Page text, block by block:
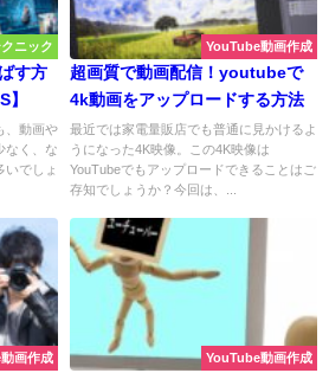
ニック
す方
】
、動画や
なく、な
いでしょ
YouTube動画作成
超画質で動画配信！youtubeで
4k動画をアップロードする方法
最近では家電量販店でも普通に見かけるよ
うになった4K映像。この4K映像は
YouTubeでもアップロードできることはご
存知でしょうか？今回は、...
画作成 YouTube動画作成